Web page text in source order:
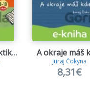
Čítanka pre dyslektikov A okraje máš
Juraj Čokyna
8,31€